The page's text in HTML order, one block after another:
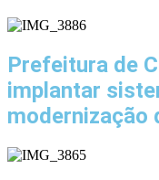
Prefeitura de
implantar
modernização